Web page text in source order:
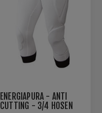
ENERGIAPURA - ANTI
CUTTING - 3/4 HOSEN